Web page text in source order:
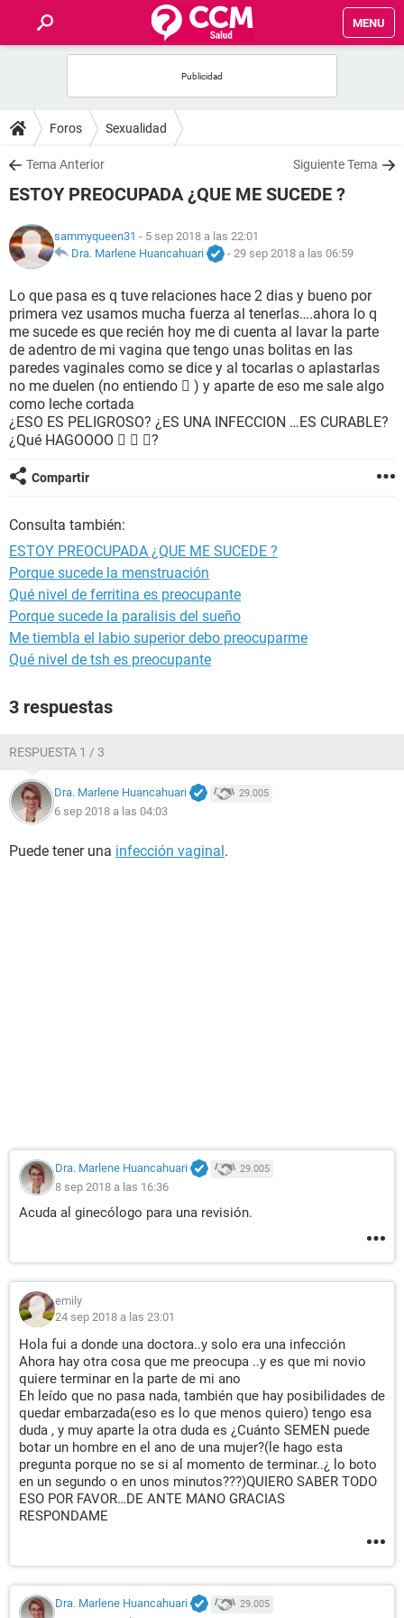
MENU
FOROS
SALUD
NUTRICIÓN
BIENESTAR
SEXUALIDAD
GLOSARIO
Foros Sexualidad
Tema Anterior Siguiente Tema
ESTOY PREOCUPADA ¿QUE ME SUCEDE ?
sammyqueen31 - 5 sep 2018 a las 22:01
Dra. Marlene Huancahuari
- 29 sep 2018 a las 06:59
Lo que pasa es q tuve relaciones hace 2 dias y bueno por
primera vez usamos mucha fuerza al tenerlas….ahora lo q
me sucede es que recién hoy me di cuenta al lavar la parte
de adentro de mi vagina que tengo unas bolitas en las
paredes vaginales como se dice y al tocarlas o aplastarlas
no me duelen (no entiendo  ) y aparte de eso me sale algo
como leche cortada
¿ESO ES PELIGROSO? ¿ES UNA INFECCION …ES CURABLE?
¿Qué HAGOOOO   ?
Compartir
Consulta también:
ESTOY PREOCUPADA ¿QUE ME SUCEDE ?
Porque sucede la menstruación
Qué nivel de ferritina es preocupante
Porque sucede la paralisis del sueño
Me tiembla el labio superior debo preocuparme
Qué nivel de tsh es preocupante
3 respuestas
RESPUESTA 1 / 3
Dra. Marlene Huancahuari 29.005
6 sep 2018 a las 04:03
Puede tener una infección vaginal.
Dra. Marlene Huancahuari 29.005
8 sep 2018 a las 16:36
Acuda al ginecólogo para una revisión.
emily
24 sep 2018 a las 23:01
Hola fui a donde una doctora..y solo era una infección
Ahora hay otra cosa que me preocupa ..y es que mi novio
quiere terminar en la parte de mi ano
Eh leído que no pasa nada, también que hay posibilidades de
quedar embarzada(eso es lo que menos quiero) tengo esa
duda , y muy aparte la otra duda es ¿Cuánto SEMEN puede
botar un hombre en el ano de una mujer?(le hago esta
pregunta porque no se si al momento de terminar..¿ lo boto
en un segundo o en unos minutos???)QUIERO SABER TODO
ESO POR FAVOR…DE ANTE MANO GRACIAS
RESPONDAME
Dra. Marlene Huancahuari 29.005